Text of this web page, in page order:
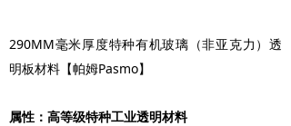
290MM毫米厚度特种有机玻璃（非亚克力）透
明板材料【帕姆Pasmo】
属性：高等级特种工业透明材料